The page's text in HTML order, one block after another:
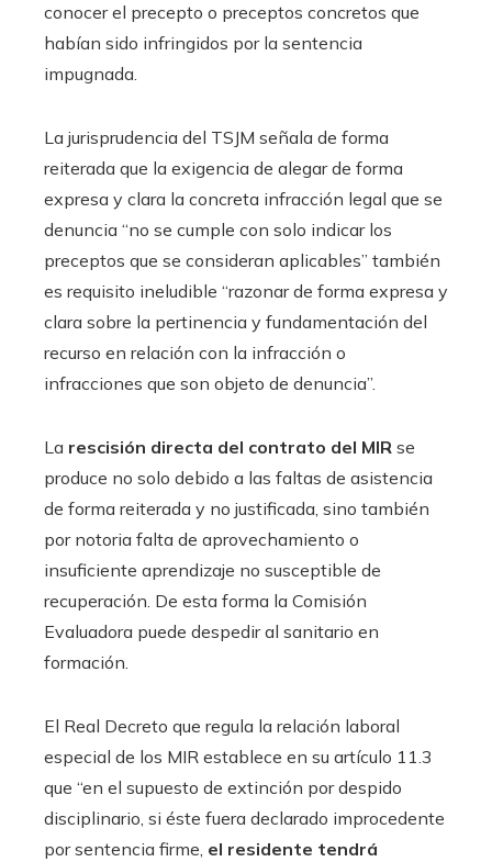
conocer el precepto o preceptos concretos que
habían sido infringidos por la sentencia
impugnada.
La jurisprudencia del TSJM señala de forma
reiterada que la exigencia de alegar de forma
expresa y clara la concreta infracción legal que se
denuncia “no se cumple con solo indicar los
preceptos que se consideran aplicables” también
es requisito ineludible “razonar de forma expresa y
clara sobre la pertinencia y fundamentación del
recurso en relación con la infracción o
infracciones que son objeto de denuncia”.
La rescisión directa del contrato del MIR se
produce no solo debido a las faltas de asistencia
de forma reiterada y no justificada, sino también
por notoria falta de aprovechamiento o
insuficiente aprendizaje no susceptible de
recuperación. De esta forma la Comisión
Evaluadora puede despedir al sanitario en
formación.
El Real Decreto que regula la relación laboral
especial de los MIR establece en su artículo 11.3
que “en el supuesto de extinción por despido
disciplinario, si éste fuera declarado improcedente
por sentencia firme, el residente tendrá